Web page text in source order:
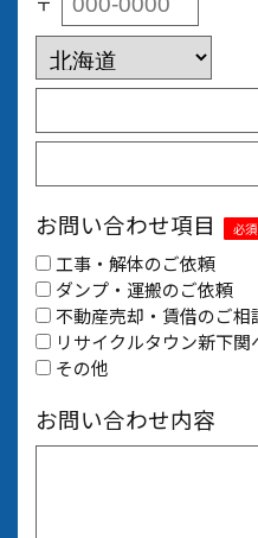
お問い合わせ項目 必須
工事・解体のご依頼
ダンプ・運搬のご依頼
不動産売却・賃借のご相
リサイクルタウン新下
その他
お問い合わせ内容